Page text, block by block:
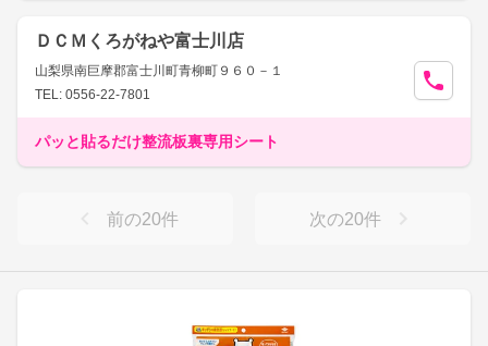
ＤＣＭくろがねや富士川店
山梨県南巨摩郡富士川町青柳町９６０－１
TEL: 0556-22-7801
パッと貼るだけ整流板裏専用シート
前の20件 次の20件